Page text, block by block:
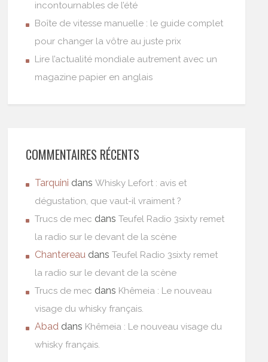
incontournables de l’été
Boîte de vitesse manuelle : le guide complet
pour changer la vôtre au juste prix
Lire l’actualité mondiale autrement avec un
magazine papier en anglais
COMMENTAIRES RÉCENTS
Tarquini dansWhisky Lefort : avis et
dégustation, que vaut-il vraiment ?
Trucs de mec dansTeufel Radio 3sixty remet
la radio sur le devant de la scène
Chantereau dansTeufel Radio 3sixty remet
la radio sur le devant de la scène
Trucs de mec dans Khêmeia : Le nouveau
visage du whisky français.
Abad dans Khêmeia : Le nouveau visage du
whisky français.